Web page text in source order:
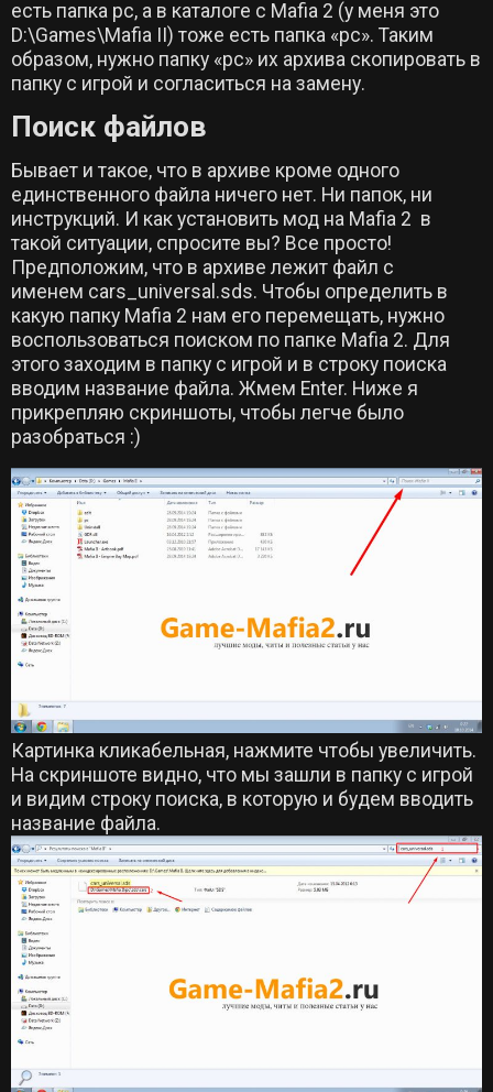
есть папка pc, а в каталоге с Mafia 2 (у меня это
D:\Games\Mafia II) тоже есть папка «pc». Таким
образом, нужно папку «pc» их архива скопировать в
папку с игрой и согласиться на замену.
Поиск файлов
Бывает и такое, что в архиве кроме одного
единственного файла ничего нет. Ни папок, ни
инструкций. И как установить мод на Mafia 2 в
такой ситуации, спросите вы? Все просто!
Предположим, что в архиве лежит файл с
именем cars_universal.sds. Чтобы определить в
какую папку Mafia 2 нам его перемещать, нужно
воспользоваться поиском по папке Mafia 2. Для
этого заходим в папку с игрой и в строку поиска
вводим название файла. Жмем Enter. Ниже я
прикрепляю скриншоты, чтобы легче было
разобраться :)
Картинка кликабельная, нажмите чтобы увеличить.
На скриншоте видно, что мы зашли в папку с игрой
и видим строку поиска, в которую и будем вводить
название файла.